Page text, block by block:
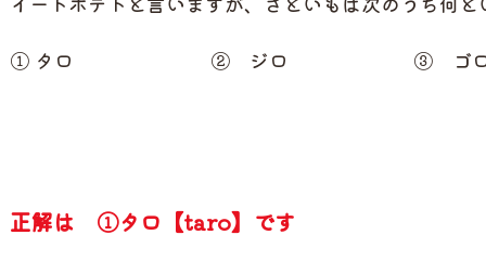
① タロ
② ジロ ③ ゴ
正解は ①タロ【taro】です